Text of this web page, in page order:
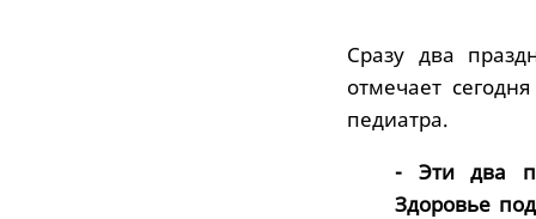
Сразу два
отмечает
педиатра.
- Эти два
Здоровье